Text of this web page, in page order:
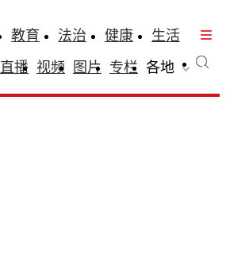
教育 法治 健康
生活
直播 视频 图片 专栏 各地